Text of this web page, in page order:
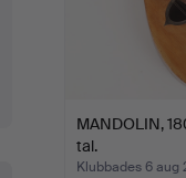
MANDOLIN,
tal.
Klubbades 6 aug